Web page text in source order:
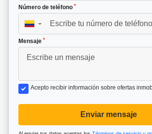
Número de teléfono *
▼
Mensaje *
Acepto recibir información sobre ofertas
Enviar mensaje